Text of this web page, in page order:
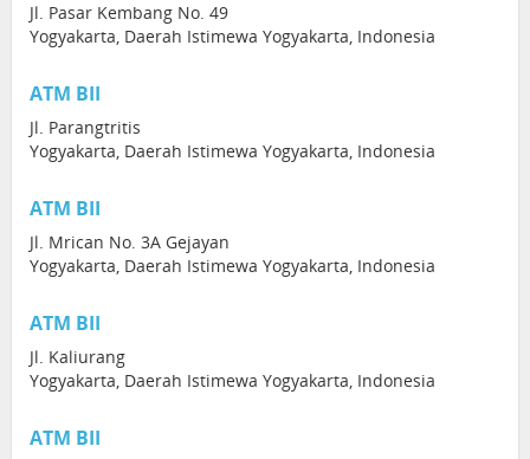
Jl. Pasar Kembang No. 49
Yogyakarta, Daerah Istimewa Yogyakarta, Indonesia
ATM BII
Jl. Parangtritis
Yogyakarta, Daerah Istimewa Yogyakarta, Indonesia
ATM BII
Jl. Mrican No. 3A Gejayan
Yogyakarta, Daerah Istimewa Yogyakarta, Indonesia
ATM BII
Jl. Kaliurang
Yogyakarta, Daerah Istimewa Yogyakarta, Indonesia
ATM BII